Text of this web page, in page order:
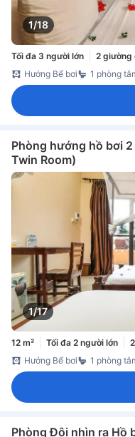
1/18
Tối đa 3 người lớn
2 giường
Hướng Bể bơi
1 phòng
Phòng hướng hồ bơi
Twin Room)
1/17
12 m² Tối đa 2 người lớn
Hướng Bể bơi
1 phòng
Phòng Đôi nhìn ra Hồ